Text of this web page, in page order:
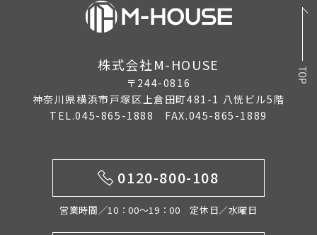
株式会社M-HOUSE
〒244-0816
神奈川県横浜市戸塚区上倉田町481-1 八恍ビル5階
TEL.045-865-1888 FAX.045-865-1889
0120-800-108
営業時間／10：00〜19：00 定休日／水曜日